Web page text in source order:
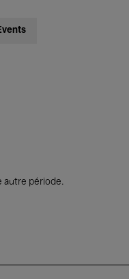
autre période.